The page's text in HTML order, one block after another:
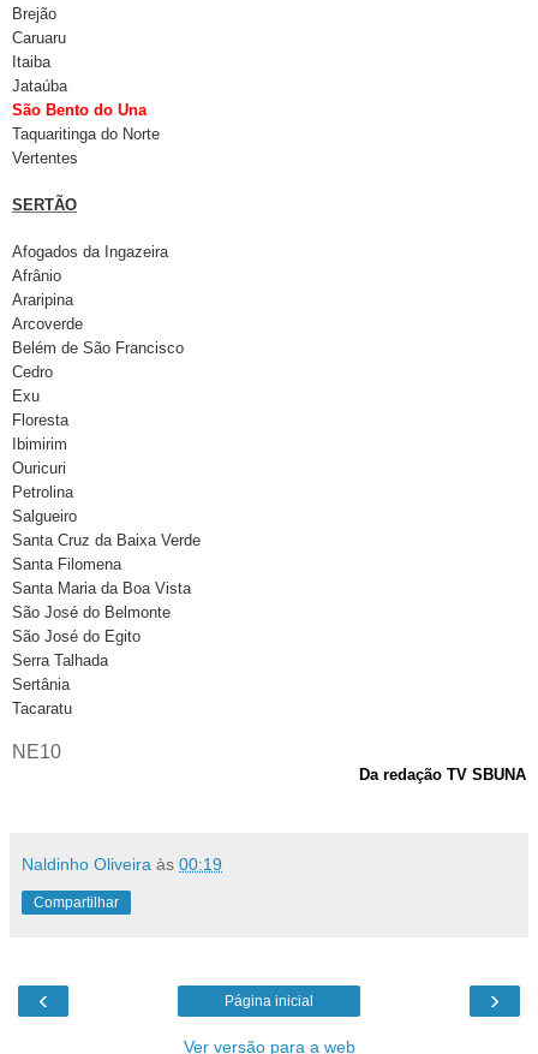
Brejão
Caruaru
Itaiba
Jataúba
São Bento do Una
Taquaritinga do Norte
Vertentes
SERTÃO
Afogados da Ingazeira
Afrânio
Araripina
Arcoverde
Belém de São Francisco
Cedro
Exu
Floresta
Ibimirim
Ouricuri
Petrolina
Salgueiro
Santa Cruz da Baixa Verde
Santa Filomena
Santa Maria da Boa Vista
São José do Belmonte
São José do Egito
Serra Talhada
Sertânia
Tacaratu
NE10
Da redação TV SBUNA
Naldinho Oliveira às 00:19
Compartilhar
‹ ›
Página inicial
Ver versão para a web